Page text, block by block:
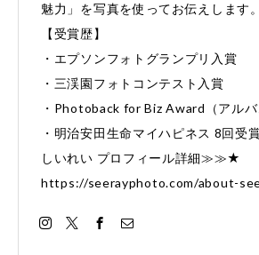
魅力」を写真を使ってお伝えします。
【受賞歴】
・エプソンフォトグランプリ入賞
・三渓園フォトコンテスト入賞
・Photoback for Biz Award（アル
・明治安田生命マイハピネス 8回受
しいれい プロフィール詳細≫≫★
https://seerayphoto.com/about-